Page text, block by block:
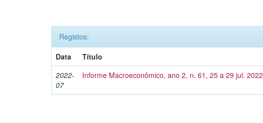
Registos:
Data
Título
2022-
07
Informe Macroeconômico, ano 2, n. 61, 25 a 29 jul. 2022